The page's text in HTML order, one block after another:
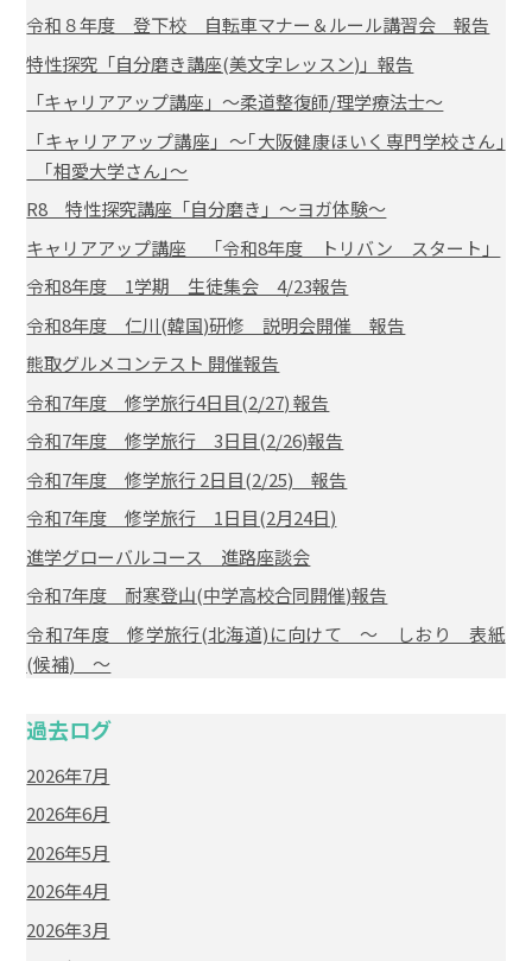
令和８年度 登下校 自転車マナー＆ルール講習会 報告
特性探究「自分磨き講座(美文字レッスン)」報告
「キャリアアップ講座」～柔道整復師/理学療法士～
「キャリアアップ講座」～｢大阪健康ほいく専門学校さん｣
｢相愛大学さん｣～
R8 特性探究講座「自分磨き」～ヨガ体験～
キャリアアップ講座 「令和8年度 トリバン スタート」
令和8年度 1学期 生徒集会 4/23報告
令和8年度 仁川(韓国)研修 説明会開催 報告
熊取グルメコンテスト 開催報告
令和7年度 修学旅行4日目(2/27) 報告
令和7年度 修学旅行 3日目(2/26)報告
令和7年度 修学旅行 2日目(2/25) 報告
令和7年度 修学旅行 1日目(2月24日)
進学グローバルコース 進路座談会
令和7年度 耐寒登山(中学高校合同開催)報告
令和7年度 修学旅行(北海道)に向けて ～ しおり 表紙
(候補) ～
過去ログ
2026年7月
2026年6月
2026年5月
2026年4月
2026年3月